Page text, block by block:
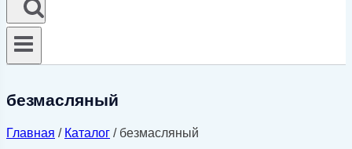
безмасляный
Главная / Каталог / безмасляный